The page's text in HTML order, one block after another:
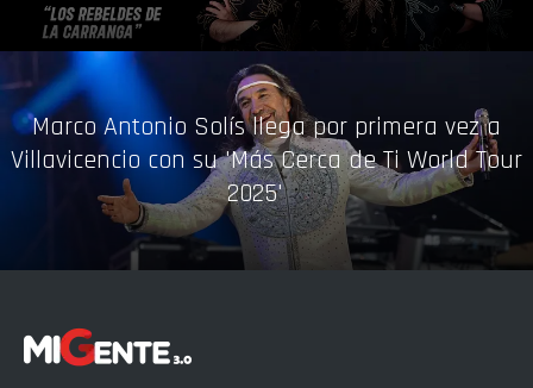
Marco Antonio Solís llega por primera vez a
Villavicencio con su 'Más Cerca de Ti World Tour
2025'